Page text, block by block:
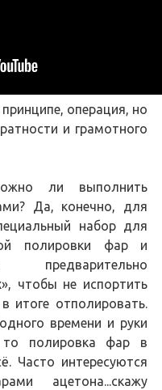
операция, но
и грамотного
ли выполнить
Да, конечно, для
набор для
полировки фар и
предварительно
чтобы не испортить
итоге отполировать.
времени и руки
то полировка фар в
Часто интересуются
ацетона...скажу